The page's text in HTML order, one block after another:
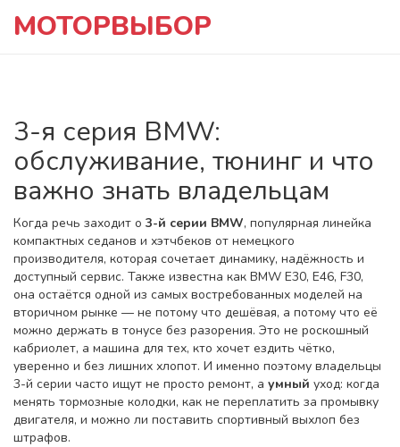
МОТОРВЫБОР
3-я серия BMW:
обслуживание, тюнинг и что
важно знать владельцам
Когда речь заходит о 3-й серии BMW, популярная линейка
компактных седанов и хэтчбеков от немецкого
производителя, которая сочетает динамику, надёжность и
доступный сервис. Также известна как BMW E30, E46, F30,
она остаётся одной из самых востребованных моделей на
вторичном рынке — не потому что дешёвая, а потому что её
можно держать в тонусе без разорения. Это не роскошный
кабриолет, а машина для тех, кто хочет ездить чётко,
уверенно и без лишних хлопот. И именно поэтому владельцы
3-й серии часто ищут не просто ремонт, а умный уход: когда
менять тормозные колодки, как не переплатить за промывку
двигателя, и можно ли поставить спортивный выхлоп без
штрафов.